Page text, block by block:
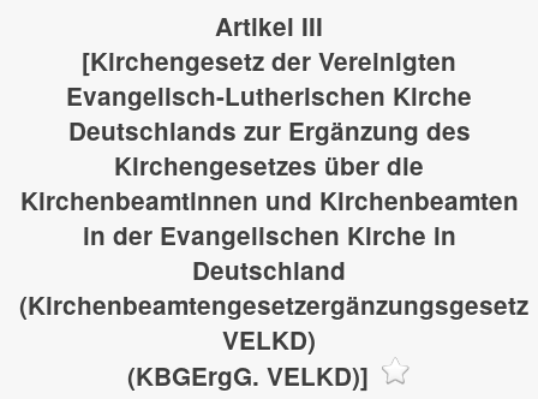
Artikel III
[Kirchengesetz der Vereinigten
Evangelisch-Lutherischen Kirche
Deutschlands zur Ergänzung des
Kirchengesetzes über die
Kirchenbeamtinnen und Kirchenbeamten
in der Evangelischen Kirche in
Deutschland
(Kirchenbeamtengesetzergänzungsgesetz
VELKD)
(KBGErgG. VELKD)]